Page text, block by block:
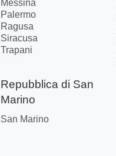
Messina
Palermo
Ragusa
Siracusa
Trapani
Repubblica di San
Marino
San Marino